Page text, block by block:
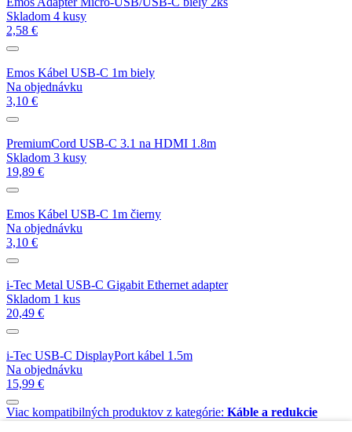
Skladom 4 kusy
2,58 €
Emos Kábel USB-C 1m biely
Na objednávku
3,10 €
PremiumCord USB-C 3.1 na HDMI 1.8m
Skladom 3 kusy
19,89 €
Emos Kábel USB-C 1m čierny
Na objednávku
3,10 €
i-Tec Metal USB-C Gigabit Ethernet adapter
Skladom 1 kus
20,49 €
i-Tec USB-C DisplayPort kábel 1.5m
Na objednávku
15,99 €
Viac kompatibilných produktov z kategórie: Káble a redukcie